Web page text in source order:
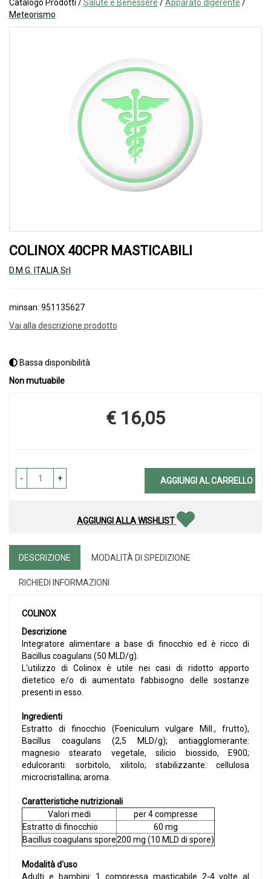
Catalogo Prodotti /Salute e Benessere /Apparato digerente /
Meteorismo
COLINOX 40CPR MASTICABILI
D.M.G. ITALIA Srl
minsan: 951135627
Vai alla descrizione prodotto
Bassa disponibilità
Non mutuabile
Prezzo
€ 16,05
- + AGGIUNGI AL CARRELLO
AGGIUNGI ALLA WISHLIST
DESCRIZIONE MODALITÀ DI SPEDIZIONE
RICHIEDI INFORMAZIONI
COLINOX
Descrizione
Integratore alimentare a base di finocchio ed è ricco di
Bacillus coagulans (50 MLD/g).
L'utilizzo di Colinox è utile nei casi di ridotto apporto
dietetico e/o di aumentato fabbisogno delle sostanze
presenti in esso.
Ingredienti
Estratto di finocchio (Foeniculum vulgare Mill., frutto),
Bacillus coagulans (2,5 MLD/g); antiagglomerante:
magnesio stearato vegetale, silicio biossido, E900;
edulcoranti: sorbitolo, xilitolo; stabilizzante: cellulosa
microcristallina; aroma.
Caratteristiche nutrizionali
Valori medi
per 4 compresse
Estratto di finocchio
60 mg
Bacillus coagulans spore200 mg (10 MLD di spore)
Modalità d'uso
Adulti e bambini: 1 compressa masticabile 2-4 volte al